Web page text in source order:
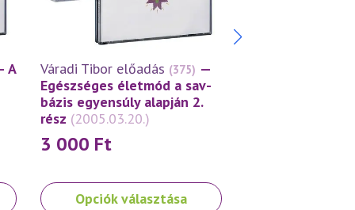
A
Váradi Tibor előadás (375) —
Egészséges életmód a sav-
bázis egyensúly alapján 2.
rész (2005.03.20.)
3 000 Ft
Opciók választása
Ennek